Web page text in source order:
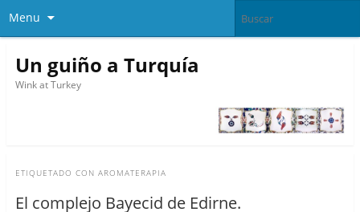
Menu
Un guiño a Turquía
Wink at Turkey
ETIQUETADO CON AROMATERAPIA
El complejo Bayecid de Edirne.